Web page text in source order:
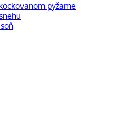
pyžame